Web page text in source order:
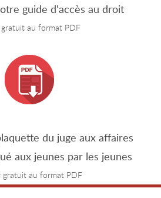
guide d'accès au droit
au format PDF
du juge aux affaires
aux jeunes par les jeunes
gratuit au format PDF